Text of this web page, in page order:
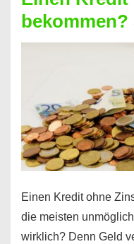
Festvertrag
für
jeden
erfahren
Sie
es
Einen Kredit ohne
die meisten
wirklich? Denn Geld